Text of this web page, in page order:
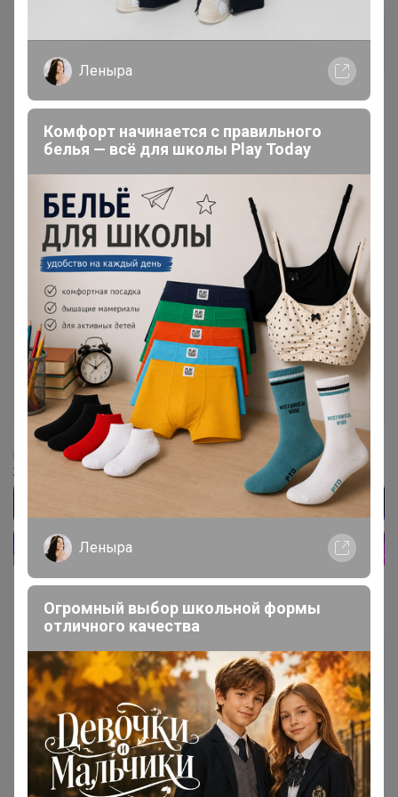
16 октября, 2024 14:05
LiliyaUsmanova,
24-ok.ru/catalog/382071
Лот
1 10
8 982р
Женский бесшовный пуховик
Стоп 14 августа
UNIQLO всегда есть РАСПРОДАЖА
‌Подписывайтесь на наш чат в Телеграм
‌Живые обзоры, акции, спецпредложения
Елен@
Кандидат в магистры
3 декабря, 2024 09:47
Здравствуйте! По срокам что-то известно?
Леныра
Комфорт начинается с правильного
белья — всё для школы Play Today
Леныра
Огромный выбор школьной формы
отличного качества